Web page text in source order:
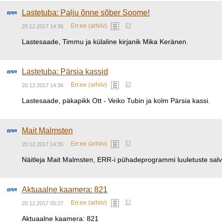
Lastetuba: Palju õnne sõber Soome!
20.12.2017 14:36 Err.ee (arhiiv) Et
Lastesaade, Timmu ja külaline kirjanik Mika Keränen.
Lastetuba: Pärsia kassid
20.12.2017 14:36 Err.ee (arhiiv) Et
Lastesaade, päkapikk Ott - Veiko Tubin ja kolm Pärsia kassi.
Mait Malmsten
20.12.2017 14:35 Err.ee (arhiiv) Et
Näitleja Mait Malmsten, ERR-i pühadeprogrammi luuletuste
Aktuaalne kaamera: 821
20.12.2017 05:27 Err.ee (arhiiv) Et
Aktuaalne kaamera: 821